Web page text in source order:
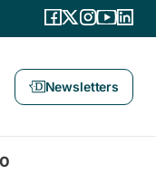
Newsletters